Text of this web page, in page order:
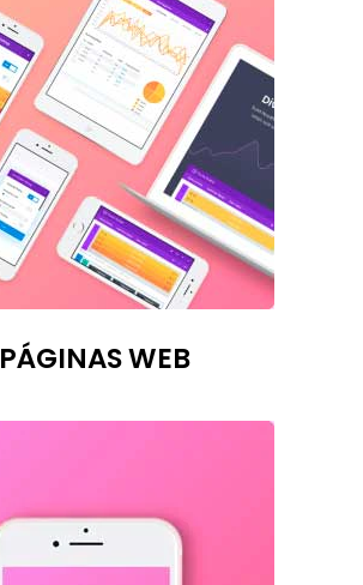
PÁGINAS WEB